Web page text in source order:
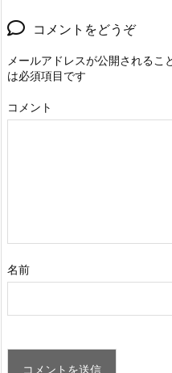
コメントをどうぞ
メールアドレスが公開されるこ
は必須項目です
コメント
名前